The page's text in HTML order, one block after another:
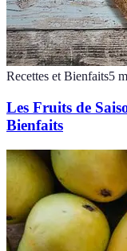
Recettes et Bienfaits5
Les Fruits de
Bienfaits